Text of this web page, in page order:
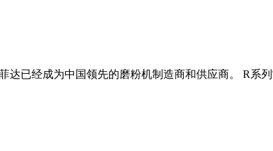
达已经成为中国领先的磨粉机制造商和供应商。 R系